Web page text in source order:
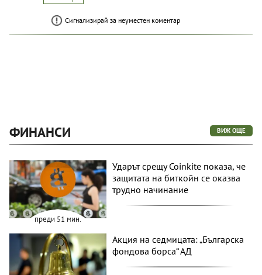
Сигнализирай за неуместен коментар
ФИНАНСИ ВИЖ ОЩЕ
преди 51 мин.
Ударът срещу Coinkite показа, че
защитата на биткойн се оказва
трудно начинание
Акция на седмицата: „Българска
фондова борса“ АД